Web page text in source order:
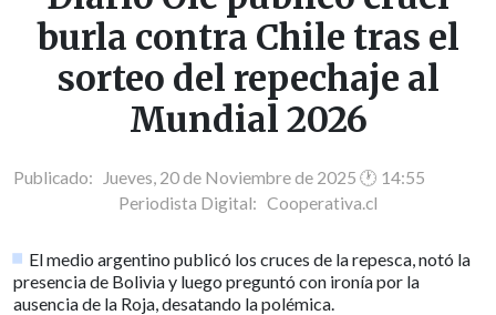
burla contra Chile tras el
sorteo del repechaje al
Mundial 2026
Publicado: Jueves, 20 de Noviembre de 2025 🕐 14:55
Periodista Digital: Cooperativa.cl
El medio argentino publicó los cruces de la repesca, notó la
presencia de Bolivia y luego preguntó con ironía por la
ausencia de la Roja, desatando la polémica.